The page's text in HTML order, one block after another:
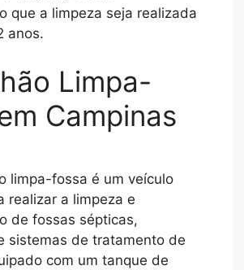
que a limpeza seja realizada
anos.
Limpa-
Campinas
limpa-fossa é um veículo
realizar a limpeza e
de fossas sépticas,
sistemas de tratamento de
com um tanque de